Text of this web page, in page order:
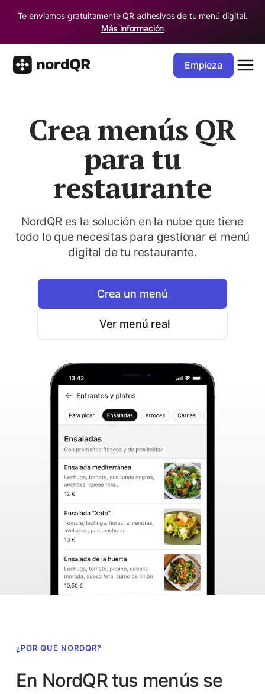
Te enviamos gratuitamente QR adhesivos de tu menú digital.
Más información
Empieza
Crea menús QR
para tu
restaurante
NordQR es la solución en la nube que tiene
todo lo que necesitas para gestionar el menú
digital de tu restaurante.
Crea un menú
Ver menú real
¿POR QUÉ NORDQR?
En NordQR tus menús se